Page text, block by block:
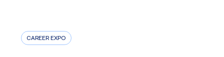
CAREER EXPO